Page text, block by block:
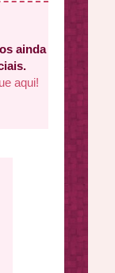
ainda
aqui!